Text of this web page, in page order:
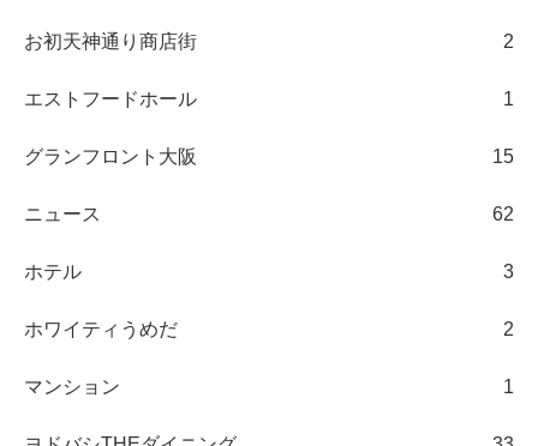
お初天神通り商店街 2
エストフードホール 1
グランフロント大阪 15
ニュース 62
ホテル 3
ホワイティうめだ 2
マンション 1